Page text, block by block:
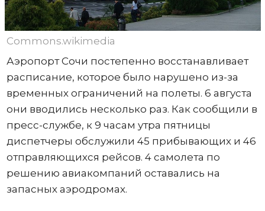
Commons.wikimedia
Аэропорт Сочи постепенно восстанавливает
расписание, которое было нарушено из-за
временных ограничений на полеты. 6 августа
они вводились несколько раз. Как сообщили в
пресс-службе, к 9 часам утра пятницы
диспетчеры обслужили 45 прибывающих и 46
отправляющихся рейсов. 4 самолета по
решению авиакомпаний оставались на
запасных аэродромах.